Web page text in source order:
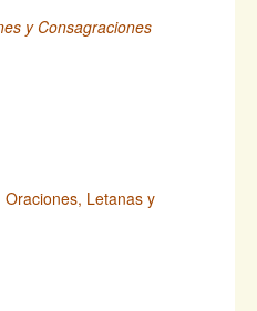
y Consagraciones
Letanas y